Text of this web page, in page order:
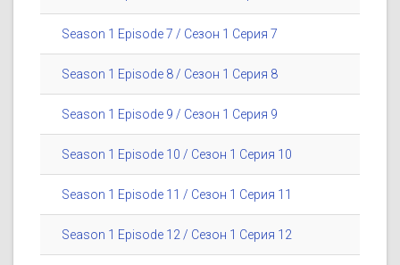
Season 1 Episode 7 / Сезон 1 Серия 7
Season 1 Episode 8 / Сезон 1 Серия 8
Season 1 Episode 9 / Сезон 1 Серия 9
Season 1 Episode 10 / Сезон 1 Серия 10
Season 1 Episode 11 / Сезон 1 Серия 11
Season 1 Episode 12 / Сезон 1 Серия 12